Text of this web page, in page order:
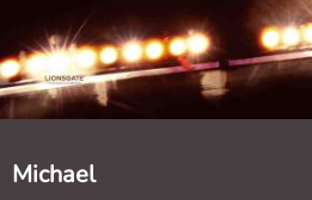
Michael